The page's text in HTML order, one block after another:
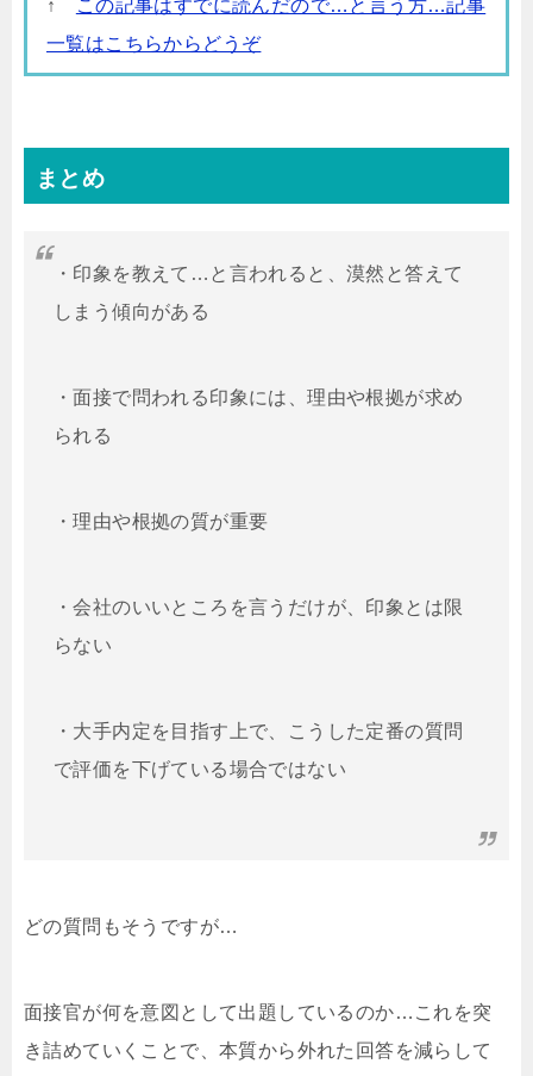
↑
この記事はすでに読んだので…と言う方…記事
一覧はこちらからどうぞ
まとめ
・印象を教えて…と言われると、漠然と答えて
しまう傾向がある
・面接で問われる印象には、理由や根拠が求め
られる
・理由や根拠の質が重要
・会社のいいところを言うだけが、印象とは限
らない
・大手内定を目指す上で、こうした定番の質問
で評価を下げている場合ではない
どの質問もそうですが…
面接官が何を意図として出題しているのか…これを突
き詰めていくことで、本質から外れた回答を減らして